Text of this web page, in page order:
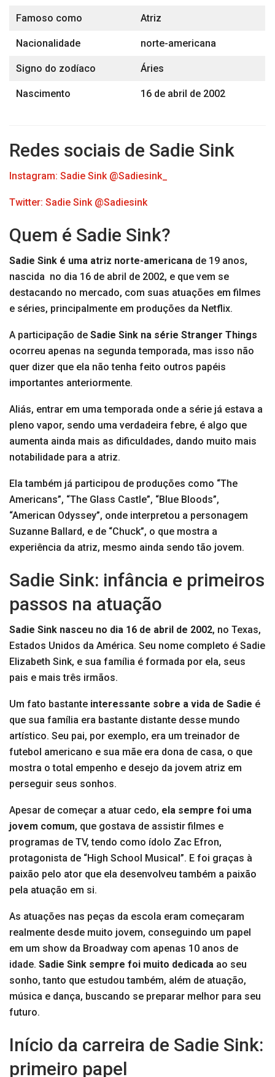
Famoso como Atriz
Nacionalidade norte-americana
Signo do zodíaco Áries
Nascimento 16 de abril de 2002
Redes sociais de Sadie Sink
Instagram: Sadie Sink @Sadiesink_
Twitter: Sadie Sink @Sadiesink
Quem é Sadie Sink?
Sadie Sink é uma atriz norte-americana de 19 anos,
nascida no dia 16 de abril de 2002, e que vem se
destacando no mercado, com suas atuações em filmes
e séries, principalmente em produções da Netflix.
A participação de Sadie Sink na série Stranger Things
ocorreu apenas na segunda temporada, mas isso não
quer dizer que ela não tenha feito outros papéis
importantes anteriormente.
Aliás, entrar em uma temporada onde a série já estava a
pleno vapor, sendo uma verdadeira febre, é algo que
aumenta ainda mais as dificuldades, dando muito mais
notabilidade para a atriz.
Ela também já participou de produções como “The
Americans”, “The Glass Castle”, “Blue Bloods”,
“American Odyssey”, onde interpretou a personagem
Suzanne Ballard, e de “Chuck”, o que mostra a
experiência da atriz, mesmo ainda sendo tão jovem.
Sadie Sink: infância e primeiros
passos na atuação
Sadie Sink nasceu no dia 16 de abril de 2002, no Texas,
Estados Unidos da América. Seu nome completo é Sadie
Elizabeth Sink, e sua família é formada por ela, seus
pais e mais três irmãos.
Um fato bastante interessante sobre a vida de Sadie é
que sua família era bastante distante desse mundo
artístico. Seu pai, por exemplo, era um treinador de
futebol americano e sua mãe era dona de casa, o que
mostra o total empenho e desejo da jovem atriz em
perseguir seus sonhos.
Apesar de começar a atuar cedo, ela sempre foi uma
jovem comum, que gostava de assistir filmes e
programas de TV, tendo como ídolo Zac Efron,
protagonista de “High School Musical”. E foi graças à
paixão pelo ator que ela desenvolveu também a paixão
pela atuação em si.
As atuações nas peças da escola eram começaram
realmente desde muito jovem, conseguindo um papel
em um show da Broadway com apenas 10 anos de
idade. Sadie Sink sempre foi muito dedicada ao seu
sonho, tanto que estudou também, além de atuação,
música e dança, buscando se preparar melhor para seu
futuro.
Início da carreira de Sadie Sink:
primeiro papel